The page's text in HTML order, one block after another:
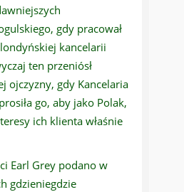
gdy pracował
kancelarii
ten przeniósł
ojczyzny, gdy Kancelaria
go, aby jako Polak,
ich klienta właśnie
Earl Grey podano w
gdzieniegdzie